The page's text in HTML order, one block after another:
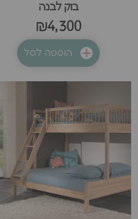
בוק לבנה
₪4,300
הוספה לסל